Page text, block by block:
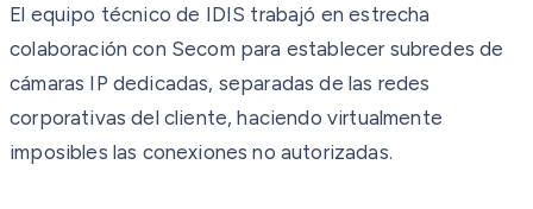
El equipo técnico de IDIS trabajó en estrecha
colaboración con Secom para establecer subredes de
cámaras IP dedicadas, separadas de las redes
corporativas del cliente, haciendo virtualmente
imposibles las conexiones no autorizadas.